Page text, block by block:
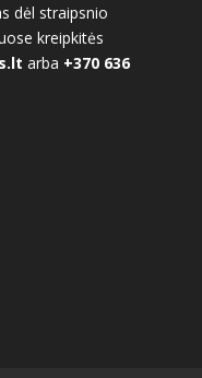
dėl straipsnio
kreipkitės
arba +370 636